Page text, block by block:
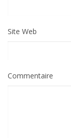
Site Web
Commentaire